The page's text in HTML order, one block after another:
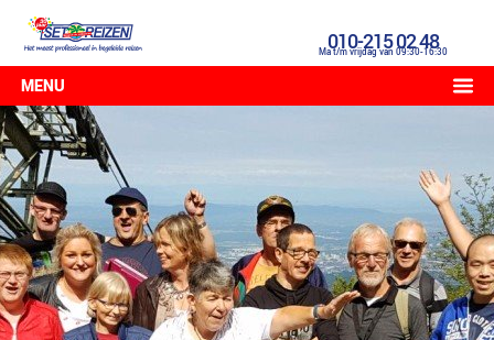
010-215 02 48
Ma t/m vrijdag van 09:30-16:30
MENU